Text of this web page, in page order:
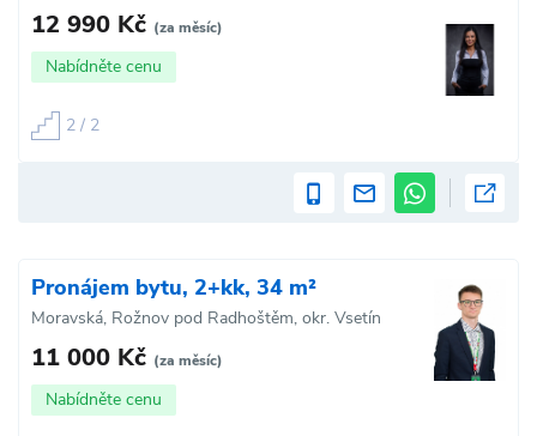
12 990 Kč (za měsíc)
Nabídněte cenu
2 / 2
Pronájem bytu, 2+kk, 34 m²
Moravská, Rožnov pod Radhoštěm, okr. Vsetín
11 000 Kč (za měsíc)
Nabídněte cenu